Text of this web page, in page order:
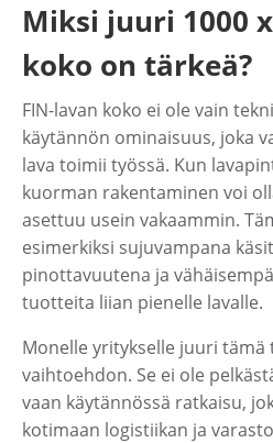
Miksi juuri 1000
koko on tärkeä?
FIN-lavan koko ei ole vain
käytännön ominaisuus, joka
lava toimii työssä. Kun
kuorman rakentaminen voi
asettuu usein vakaammin.
esimerkiksi sujuvampana
pinottavuutena ja
tuotteita liian pienelle lavalle.
Monelle yritykselle juuri tämä
vaihtoehdon. Se ei ole
vaan käytännössä ratkaisu,
kotimaan logistiikan ja